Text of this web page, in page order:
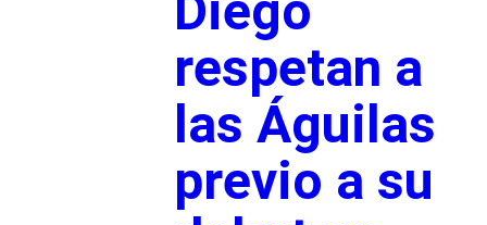
respetan a
las Águilas
previo a su